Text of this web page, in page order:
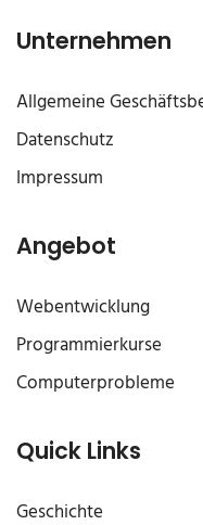
Unternehmen
Allgemeine
Datenschutz
Impressum
Angebot
Webentwicklung
Programmierkurse
Computerprobleme
Quick Links
Geschichte